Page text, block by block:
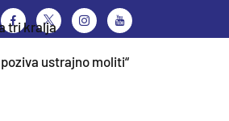
tri kralja
poziva ustrajno moliti“